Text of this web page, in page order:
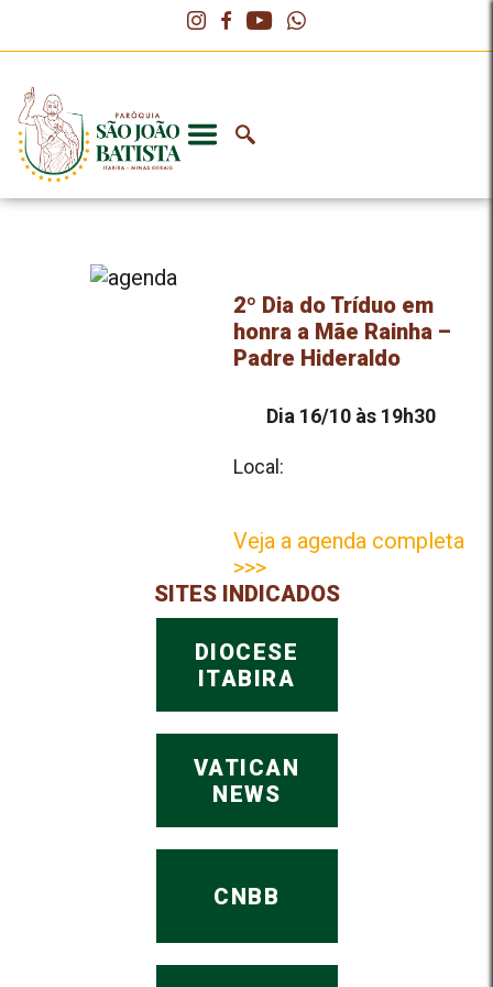
2º Dia do Tríduo em
honra a Mãe Rainha –
Padre Hideraldo
Dia 16/10 às 19h30
Local:
Veja a agenda completa
>>>
SITES INDICADOS
DIOCESE
ITABIRA
VATICAN
NEWS
CNBB